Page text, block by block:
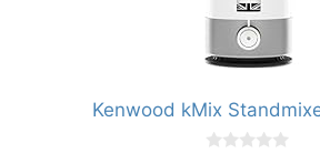
Kenwood kMix